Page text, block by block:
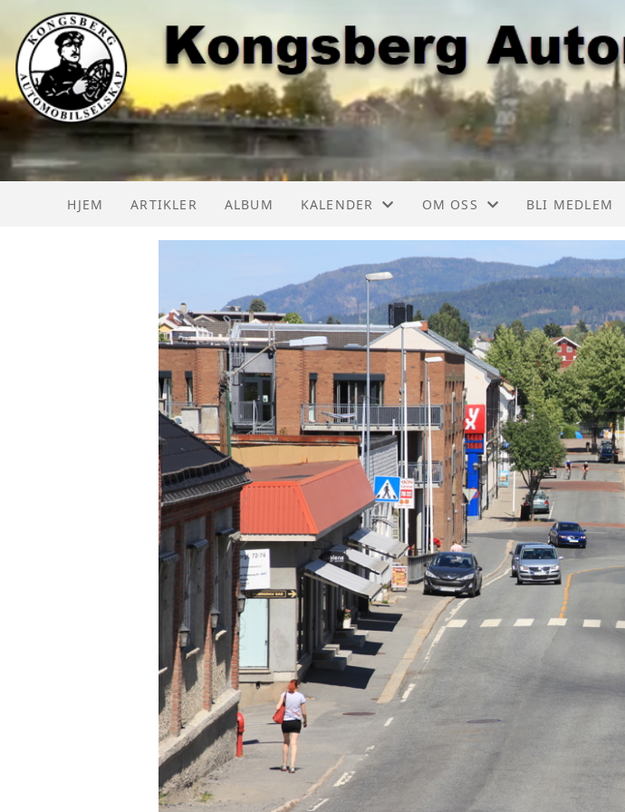
HJEM ARTIKLER ALBUM KALENDER
KAS AKTIVITETSKALENDER
LMK AKTIVITETSKALENDER
BILTREFF NORGE
OM OSS
AUTOMOBIL CHAUFFØREN
AKTIVITETER
OM NAVNET
VEDTEKTER
HISTORIE
BLI MEDLEM